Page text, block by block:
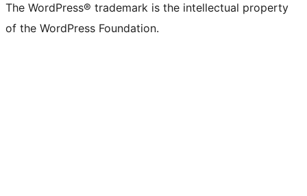
The WordPress® trademark is the intellectual property
of the WordPress Foundation.